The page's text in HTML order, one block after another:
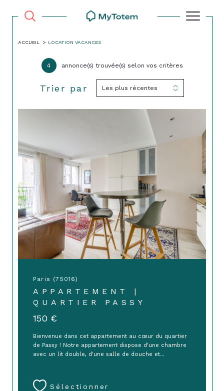
ACCUEIL LOCATION VACANCES
4 annonce(s) trouvée(s) selon vos critères
Trier par Les plus récentes
Paris (75016)
APPARTEMENT |
QUARTIER PASSY
150 €
Bienvenue dans cet appartement au cœur du quartier
de Passy ! Notre appartement dispose d'une chambre
avec un lit double, d'une salle de douche et...
Sélectionner